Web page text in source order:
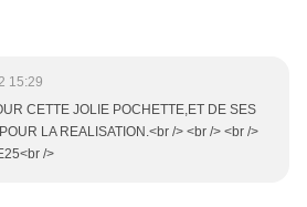
15:29
CETTE JOLIE POCHETTE,ET DE SES
LA REALISATION.<br /> <br /> <br />
/>